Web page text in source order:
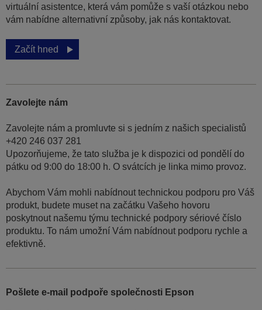
virtuální asistentce, která vám pomůže s vaší otázkou nebo
vám nabídne alternativní způsoby, jak nás kontaktovat.
Začít hned
Zavolejte nám
Zavolejte nám a promluvte si s jedním z našich specialistů
+420 246 037 281
Upozorňujeme, že tato služba je k dispozici od pondělí do
pátku od 9:00 do 18:00 h. O svátcích je linka mimo provoz.
Abychom Vám mohli nabídnout technickou podporu pro Váš
produkt, budete muset na začátku Vašeho hovoru
poskytnout našemu týmu technické podpory sériové číslo
produktu. To nám umožní Vám nabídnout podporu rychle a
efektivně.
Pošlete e-mail podpoře společnosti Epson